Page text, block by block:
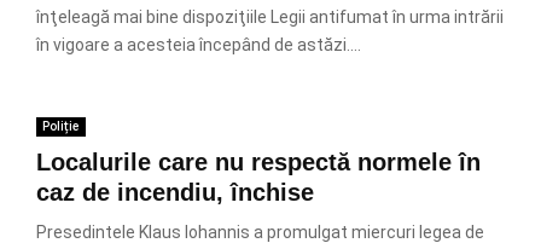
înţeleagă mai bine dispoziţiile Legii antifumat în urma intrării
în vigoare a acesteia începând de astăzi....
Poliție
Localurile care nu respectă normele în
caz de incendiu, închise
Presedintele Klaus Iohannis a promulgat miercuri legea de